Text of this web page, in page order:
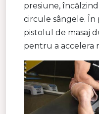
presiune,
circule sângele.
pistolul de masaj
pentru a accelera